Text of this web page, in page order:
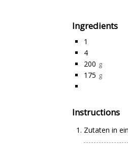
Ingredients
1
4
200 g
175 g
Instructions
Zutaten in